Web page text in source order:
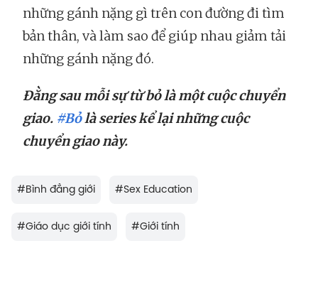
những gánh nặng gì trên con đường đi tìm
bản thân, và làm sao để giúp nhau giảm tải
những gánh nặng đó.
Đằng sau mỗi sự từ bỏ là một cuộc chuyển
giao. #Bỏlà series kể lại những cuộc
chuyển giao này.
#Bình đẳng giới #Sex Education
#Giáo dục giới tính #Giới tính